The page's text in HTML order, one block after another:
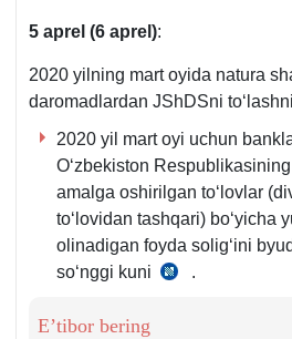
5 aprel (6 aprel ):
2020 yilning mart oyida natura
daromadlardan JShDSni
2020 yil mart oyi uchun
Oʻzbekiston
amalga oshirilgan toʻlovlar
toʻlovidan tashqari) boʻyicha
olinadigan foyda soligʻini
soʻnggi kuni
SK
.
E’tibor bering